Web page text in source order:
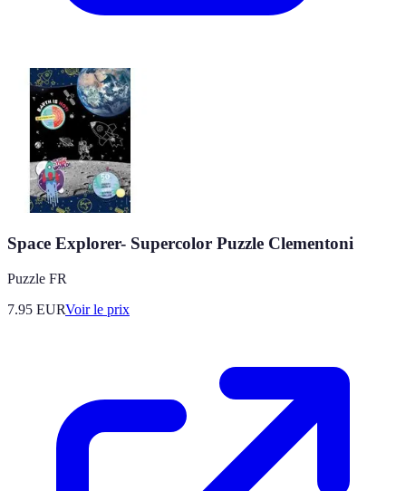
Space Explorer- Supercolor Puzzle Clementoni
Puzzle FR
7.95 EURVoir le prix